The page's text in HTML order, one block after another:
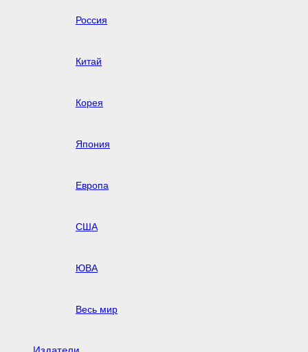
Россия
Китай
Корея
Япония
Европа
США
ЮВА
Весь мир